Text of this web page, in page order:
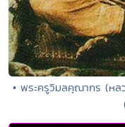
• พระครูวิมลคุณากร (หล